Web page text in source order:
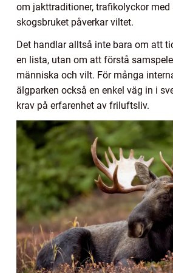
om jakttraditioner, trafikolyckor med
skogsbruket påverkar viltet.
Det handlar alltså inte bara om att
en lista, utan om att förstå
människa och vilt. För många
älgparken också en enkel väg in i
krav på erfarenhet av friluftsliv.